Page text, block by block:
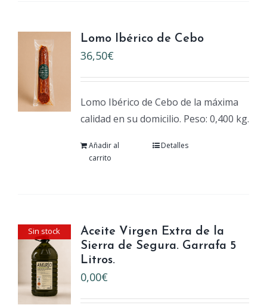
Lomo Ibérico de Cebo
36,50€
Lomo Ibérico de Cebo de la máxima
calidad en su domicilio. Peso: 0,400 kg.
Añadir al
carrito
Detalles
Sin stock
Aceite Virgen Extra de la
Sierra de Segura. Garrafa 5
Litros.
0,00€